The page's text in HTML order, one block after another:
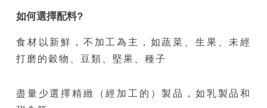
如何選擇配料?
食材以新鮮，不加工為主，如蔬菜、生果、未經
打磨的穀物、豆類、堅果、種子
盡量少選擇精緻（經加工的）製品，如乳製品和